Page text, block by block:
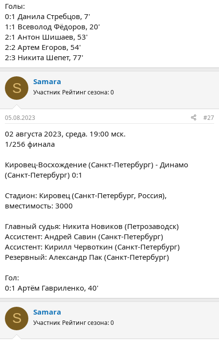
Голы:
0:1 Данила Стребцов, 7'
1:1 Всеволод Фёдоров, 20'
2:1 Антон Шишаев, 53'
2:2 Артем Егоров, 54'
2:3 Никита Шепет, 77'
S Samara
Участник Рейтинг сезона: 0
05.08.2023 #27
02 августа 2023, среда. 19:00 мск.
1/256 финала
Кировец-Восхождение (Санкт-Петербург) - Динамо
(Санкт-Петербург) 0:1
Стадион: Кировец (Санкт-Петербург, Россия),
вместимость: 3000
Главный судья: Никита Новиков (Петрозаводск)
Ассистент: Андрей Савин (Санкт-Петербург)
Ассистент: Кирилл Червоткин (Санкт-Петербург)
Резервный: Александр Пак (Санкт-Петербург)
Гол:
0:1 Артём Гавриленко, 40'
S Samara
Участник Рейтинг сезона: 0